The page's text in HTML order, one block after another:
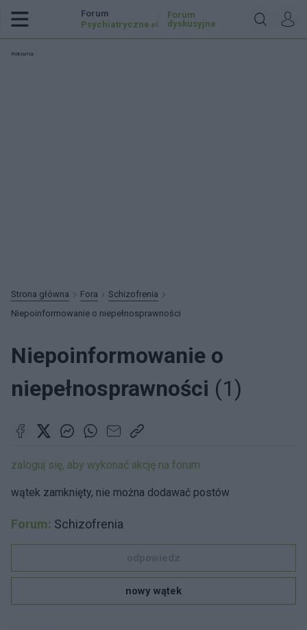
Forum
Psychiatryczne .pl
Forum
dyskusyjne
Reklama:
Strona główna Fora
Schizofrenia
Niepoinformowanie o niepełnosprawności
Niepoinformowanie o
niepełnosprawności (1)
zaloguj się, aby wykonać akcję na forum
wątek zamknięty, nie można dodawać postów
Forum: Schizofrenia
nowy wątek